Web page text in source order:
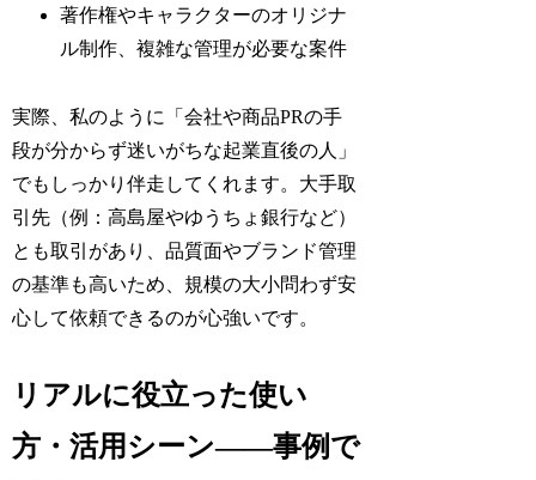
著作権やキャラクターのオリジナ
ル制作、複雑な管理が必要な案件
実際、私のように「会社や商品PRの手
段が分からず迷いがちな起業直後の人」
でもしっかり伴走してくれます。大手取
引先（例：高島屋やゆうちょ銀行など）
とも取引があり、品質面やブランド管理
の基準も高いため、規模の大小問わず安
心して依頼できるのが心強いです。
リアルに役立った使い
方・活用シーン——事例で